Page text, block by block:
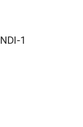
1